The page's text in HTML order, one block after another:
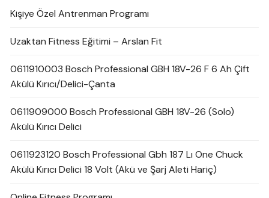
Kişiye Özel Antrenman Programı
Uzaktan Fitness Eğitimi – Arslan Fit
0611910003 Bosch Professional GBH 18V-26 F 6 Ah Çift
Akülü Kırıcı/Delici-Çanta
0611909000 Bosch Professional GBH 18V-26 (Solo)
Akülü Kırıcı Delici
0611923120 Bosch Professional Gbh 187 Lı One Chuck
Akülü Kırıcı Delici 18 Volt (Akü ve Şarj Aleti Hariç)